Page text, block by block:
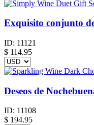
Exquisito conjunto
ID: 11121
$ 114.95
Deseos de
ID: 11108
$ 194.95